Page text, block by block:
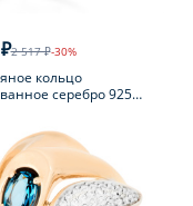
2 517 ₽-30%
кольцо
серебро 925